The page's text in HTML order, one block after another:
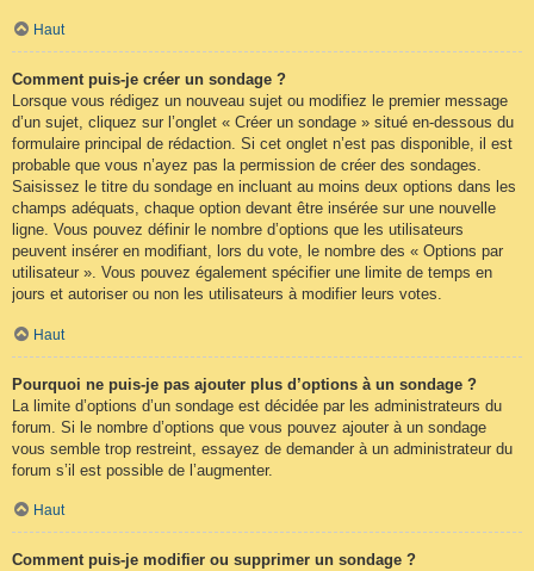
Haut
Comment puis-je créer un sondage ?
Lorsque vous rédigez un nouveau sujet ou modifiez le premier message
d’un sujet, cliquez sur l’onglet « Créer un sondage » situé en-dessous du
formulaire principal de rédaction. Si cet onglet n’est pas disponible, il est
probable que vous n’ayez pas la permission de créer des sondages.
Saisissez le titre du sondage en incluant au moins deux options dans les
champs adéquats, chaque option devant être insérée sur une nouvelle
ligne. Vous pouvez définir le nombre d’options que les utilisateurs
peuvent insérer en modifiant, lors du vote, le nombre des « Options par
utilisateur ». Vous pouvez également spécifier une limite de temps en
jours et autoriser ou non les utilisateurs à modifier leurs votes.
Haut
Pourquoi ne puis-je pas ajouter plus d’options à un sondage ?
La limite d’options d’un sondage est décidée par les administrateurs du
forum. Si le nombre d’options que vous pouvez ajouter à un sondage
vous semble trop restreint, essayez de demander à un administrateur du
forum s’il est possible de l’augmenter.
Haut
Comment puis-je modifier ou supprimer un sondage ?